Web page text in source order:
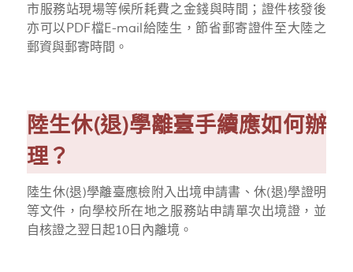
市服務站現場等候所耗費之金錢與時間；證件核發後
亦可以PDF檔E-mail給陸生，節省郵寄證件至大陸之
郵資與郵寄時間。
陸生休(退)學離臺手續應如何辦
理？
陸生休(退)學離臺應檢附入出境申請書、休(退)學證明
等文件，向學校所在地之服務站申請單次出境證，並
自核證之翌日起10 日內離境。